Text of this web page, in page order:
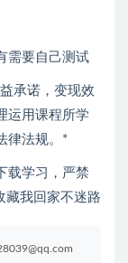
需要自己测试
承诺，变现效
运用课程所学
律法规。*
载学习，严禁
藏我回家不迷路